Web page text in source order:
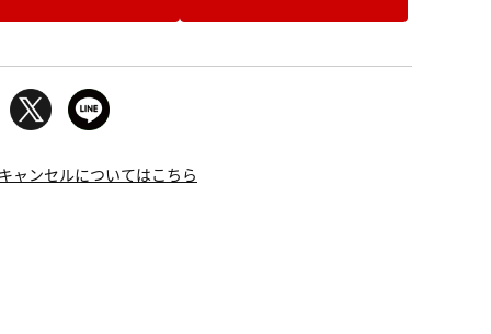
ャンセルについてはこちら